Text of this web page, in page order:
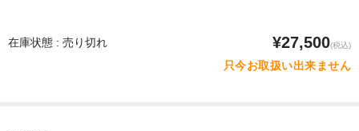
在庫状態 : 売り切れ ¥27,500(税込)
只今お取扱い出来ません